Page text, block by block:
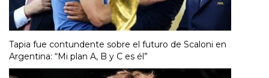
Tapia fue contundente sobre el futuro de Scaloni en
Argentina: “Mi plan A, B y C es él”